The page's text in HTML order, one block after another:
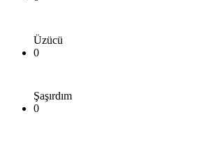
Üzücü
0
Şaşırdım
0